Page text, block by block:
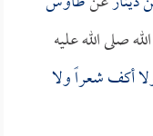
صلى الله عليه
أكف شعراً ولا